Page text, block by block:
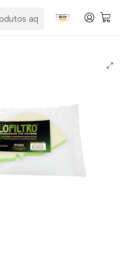
Filtros Filtros Ar
Hiflofiltro
Derbi Atlantis 50 / Free 50